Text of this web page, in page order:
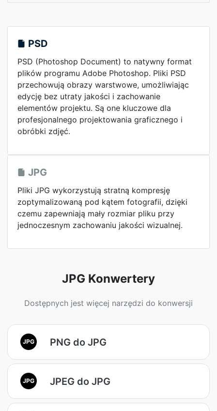
PSD
PSD (Photoshop Document) to natywny format
plików programu Adobe Photoshop. Pliki PSD
przechowują obrazy warstwowe, umożliwiając
edycję bez utraty jakości i zachowanie
elementów projektu. Są one kluczowe dla
profesjonalnego projektowania graficznego i
obróbki zdjęć.
JPG
Pliki JPG wykorzystują stratną kompresję
zoptymalizowaną pod kątem fotografii, dzięki
czemu zapewniają mały rozmiar pliku przy
jednoczesnym zachowaniu jakości wizualnej.
JPG Konwertery
Dostępnych jest więcej narzędzi do konwersji
JPG PNG do JPG
JPG JPEG do JPG